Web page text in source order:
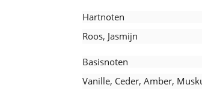
Hartnoten
Roos, Jasmijn
Basisnoten
Vanille, Ceder, Amber,